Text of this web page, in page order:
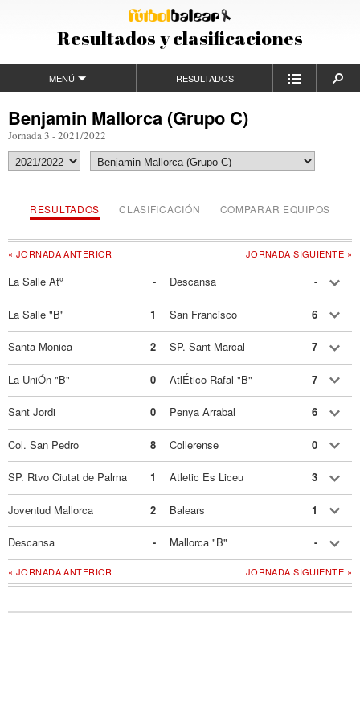
Resultados y clasificaciones
MENÚ RESULTADOS
Benjamin Mallorca (Grupo C)
Jornada 3 - 2021/2022
RESULTADOS CLASIFICACIÓN COMPARAR EQUIPOS
JORNADA SIGUIENTE »
« JORNADA ANTERIOR
La Salle Atº - Descansa -
La Salle "B" 1 San Francisco 6
Santa Monica 2 SP. Sant Marcal 7
La UniÓn "B" 0 AtlÉtico Rafal "B" 7
Sant Jordi 0 Penya Arrabal 6
Col. San Pedro 8 Collerense 0
SP. Rtvo Ciutat de Palma 1 Atletic Es Liceu 3
Joventud Mallorca 2 Balears 1
Descansa - Mallorca "B" -
JORNADA SIGUIENTE »
« JORNADA ANTERIOR